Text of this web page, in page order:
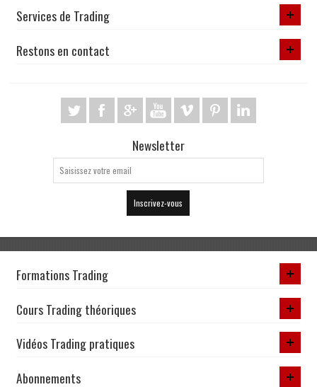
Services de Trading
Restons en contact
Newsletter
Inscrivez-vous
Formations Trading
Cours Trading théoriques
Vidéos Trading pratiques
Abonnements